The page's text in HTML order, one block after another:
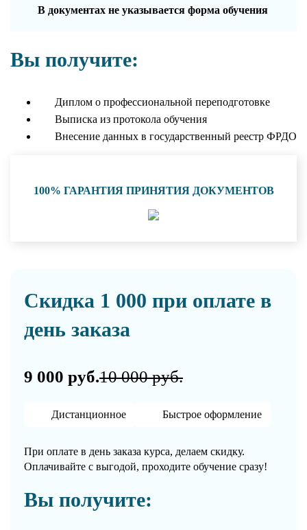
В документах не указывается форма обучения
Вы получите:
Диплом о профессиональной переподготовке
Выписка из протокола обучения
Внесение данных в государственный реестр ФРДО
100% ГАРАНТИЯ ПРИНЯТИЯ ДОКУМЕНТОВ
Скидка 1 000 при оплате в
день заказа
9 000 руб.10 000 руб.
Дистанционное Быстрое оформление
При оплате в день заказа курса, делаем скидку.
Оплачивайте с выгодой, проходите обучение сразу!
Вы получите: